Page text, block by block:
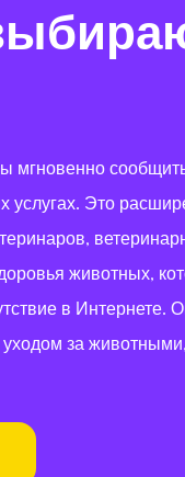
мгновенно
услугах. Это
животных,
в Интернете.
за